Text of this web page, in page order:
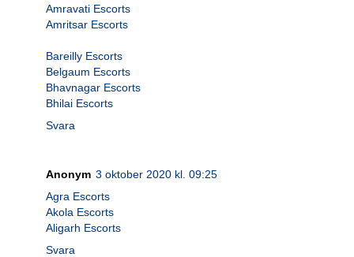
Amravati Escorts
Amritsar Escorts
Bareilly Escorts
Belgaum Escorts
Bhavnagar Escorts
Bhilai Escorts
Svara
Anonym 3 oktober 2020 kl. 09:25
Agra Escorts
Akola Escorts
Aligarh Escorts
Svara